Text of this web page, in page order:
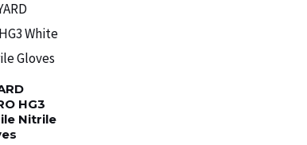
HG3
Nitrile